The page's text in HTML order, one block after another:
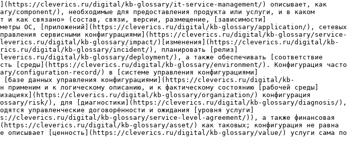
cleverics.ru/digital/kb-glossary/it-service-management/) описывает, как
), необходимые для предоставления продукта или услуги, и в каком
и как связано» (состав, связи, версии, размещение, [зависимости]
ОС, [приложений](https://cleverics.ru/digital/kb-glossary/application/), сетевых
сервисными конфигурациями](https://cleverics.ru/digital/kb-glossary/service-
cleverics.ru/digital/kb-glossary/impact/)[изменения](https://cleverics.ru/digital/kb-
digital/kb-glossary/incident/), планировать [релиз]
digital/kb-glossary/deployment/), а также обеспечивать [соответствие
[среды](https://cleverics.ru/digital/kb-glossary/environment/). Конфигурация часто
record/) в [системе управления конфигурациями]
данных управления конфигурациями](https://cleverics.ru/digital/kb-
и к логическому описанию, и к фактическому состоянию [рабочей среды]
cleverics.ru/digital/kb-glossary/organization/) конфигурация
risk/), для [диагностики](https://cleverics.ru/digital/kb-glossary/diagnosis/),
управленческие договорённости и ожидания [уровня услуги]
digital/kb-glossary/service-level-agreement/)), а также финансовая
cleverics.ru/digital/kb-glossary/asset/) как таковых; конфигурация не равна
[ценность](https://cleverics.ru/digital/kb-glossary/value/) услуги сама по